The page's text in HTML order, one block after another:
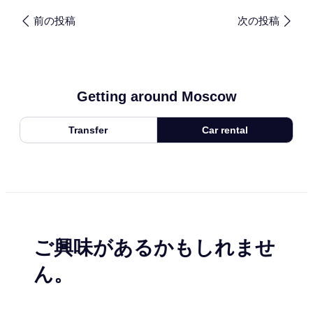
前の投稿 次の投稿
Getting around Moscow
Transfer Car rental
ご興味があるかもしれませ
ん。